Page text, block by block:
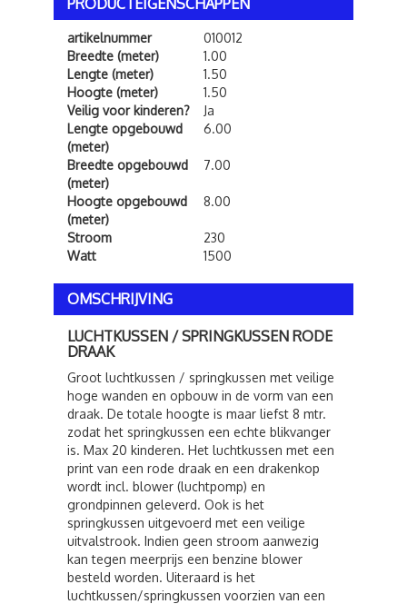
PRODUCTEIGENSCHAPPEN
artikelnummer
010012
Breedte (meter)
1.00
Lengte (meter)
1.50
Hoogte (meter)
1.50
Veilig voor kinderen?
Ja
Lengte opgebouwd
(meter)
6.00
Breedte opgebouwd
(meter)
7.00
Hoogte opgebouwd
(meter)
8.00
Stroom
230
Watt
1500
OMSCHRIJVING
LUCHTKUSSEN / SPRINGKUSSEN RODE
DRAAK
Groot luchtkussen / springkussen met veilige
hoge wanden en opbouw in de vorm van een
draak. De totale hoogte is maar liefst 8 mtr.
zodat het springkussen een echte blikvanger
is. Max 20 kinderen. Het luchtkussen met een
print van een rode draak en een drakenkop
wordt incl. blower (luchtpomp) en
grondpinnen geleverd. Ook is het
springkussen uitgevoerd met een veilige
uitvalstrook. Indien geen stroom aanwezig
kan tegen meerprijs een benzine blower
besteld worden. Uiteraard is het
luchtkussen/springkussen voorzien van een